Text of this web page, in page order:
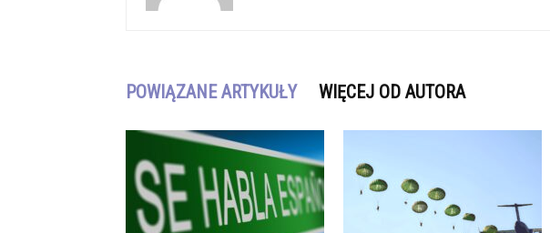
POWIĄZANE ARTYKUŁY WIĘCEJ OD AUTORA